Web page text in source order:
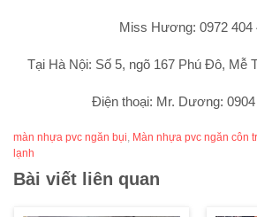
Miss Hương: 0972 404
Tại Hà Nội: Số 5, ngõ 167 Phú Đô, Mễ
Điện thoại: Mr. Dương: 0904
màn nhựa pvc ngăn bụi, Màn nhựa pvc ngăn côn
lạnh
Bài viết liên quan